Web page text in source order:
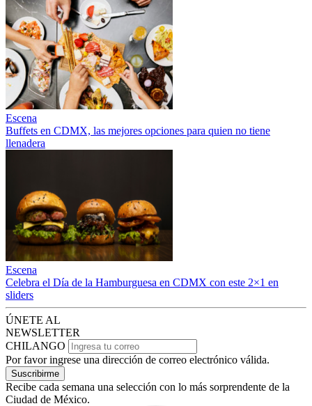
Escena
Buffets en CDMX, las mejores opciones para quien no tiene
llenadera
Escena
Celebra el Día de la Hamburguesa en CDMX con este 2×1 en
sliders
ÚNETE AL
NEWSLETTER
CHILANGO
Por favor ingrese una dirección de correo electrónico válida.
Suscribirme
Recibe cada semana una selección con lo más sorprendente de la
Ciudad de México.